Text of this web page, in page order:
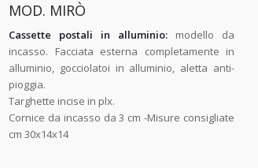
MOD. MIRÒ
Cassette postali in alluminio: modello da
incasso. Facciata esterna completamente in
alluminio, gocciolatoi in alluminio, aletta anti-
pioggia.
Targhette incise in plx.
Cornice da incasso da 3 cm -Misure consigliate
cm 30x14x14